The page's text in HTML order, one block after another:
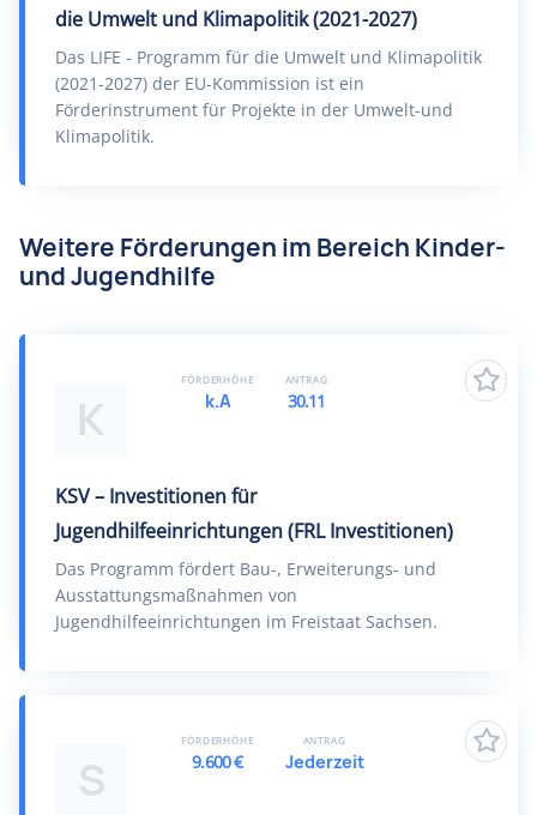
die Umwelt und Klimapolitik (2021-2027)
Das LIFE - Programm für die Umwelt und Klimapolitik
(2021-2027) der EU-Kommission ist ein
Förderinstrument für Projekte in der Umwelt-und
Klimapolitik.
Weitere Förderungen im Bereich Kinder-
und Jugendhilfe
K
KSV – Investitionen für
Jugendhilfeeinrichtungen (FRL Investitionen)
Das Programm fördert Bau-, Erweiterungs- und
Ausstattungsmaßnahmen von
Jugendhilfeeinrichtungen im Freistaat Sachsen.
FÖRDERHÖHE
k.A
ANTRAG
30.11
S
FÖRDERHÖHE
9.600 €
ANTRAG
Jederzeit